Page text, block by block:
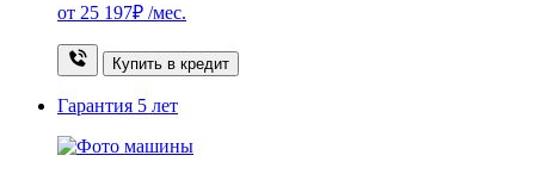
от 25 197₽ /мес.
Купить в кредит
Гарантия 5 лет